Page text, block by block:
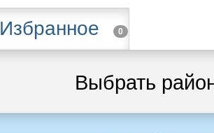
Избранное 0
Выбрать